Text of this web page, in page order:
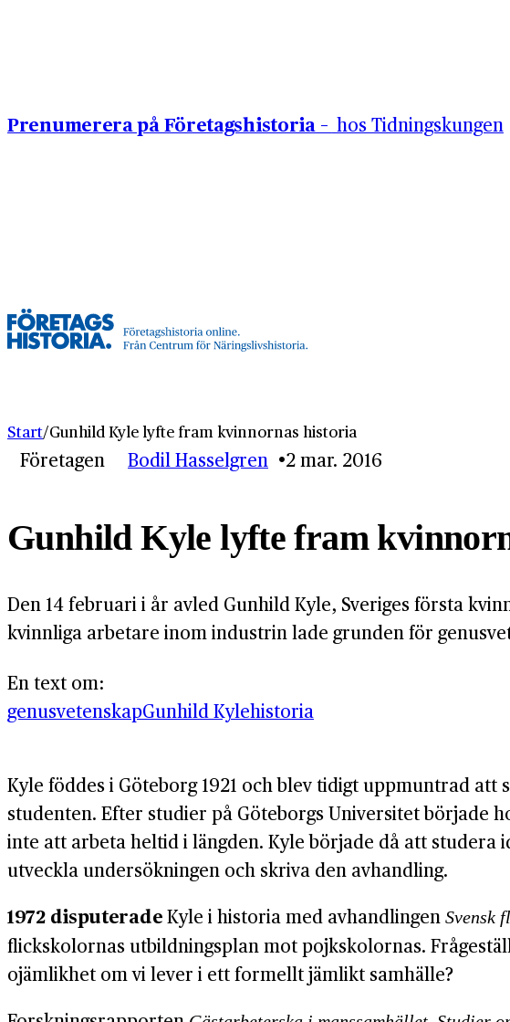
Prenumerera på Företagshistoria – hos Tidningskungen
Start/Gunhild Kyle lyfte fram kvinnornas historia
Företagen Bodil Hasselgren 2 mar. 2016
Gunhild Kyle lyfte fram
Den 14 februari i år avled Gunhild Kyle, Sveriges första
kvinnliga arbetare inom industrin lade grunden för
En text om:
genusvetenskapGunhild Kylehistoria
Kyle föddes i Göteborg 1921 och blev tidigt uppmuntrad
studenten. Efter studier på Göteborgs Universitet började
inte att arbeta heltid i längden. Kyle började då att
utveckla undersökningen och skriva den avhandling.
1972 disputeradeKyle i historia med avhandlingenSvensk
flickskolornas utbildningsplan mot pojkskolornas.
ojämlikhet om vi lever i ett formellt jämlikt samhälle?